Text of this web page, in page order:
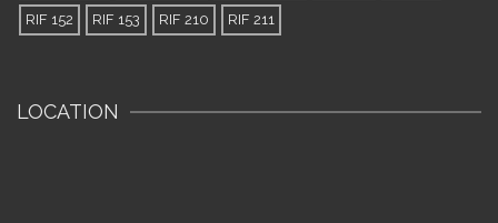
RIF 152 RIF 153 RIF 210 RIF 211
LOCATION